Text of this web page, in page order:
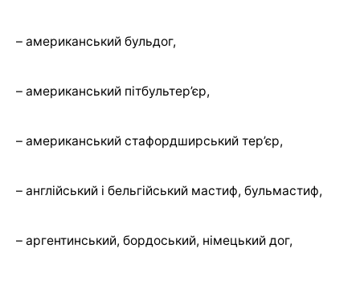
– американський бульдог,
– американський пітбультер’єр,
– американський стафордширський тер’єр,
– англійський і бельгійський мастиф, бульмастиф,
– аргентинський, бордоський, німецький дог,